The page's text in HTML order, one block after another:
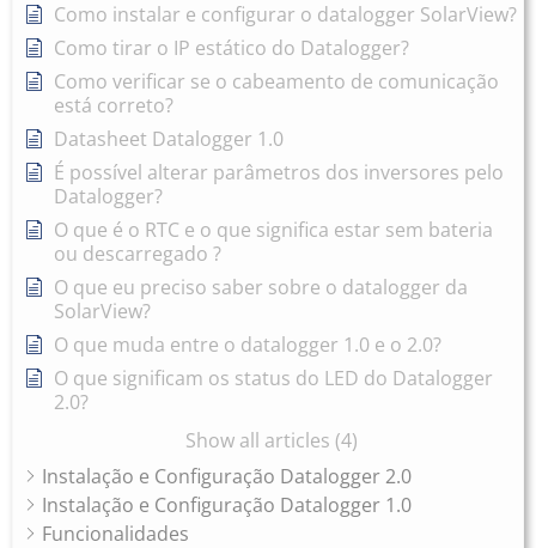
Como instalar e configurar o datalogger SolarView?
Como tirar o IP estático do Datalogger?
Como verificar se o cabeamento de comunicação
está correto?
Datasheet Datalogger 1.0
É possível alterar parâmetros dos inversores pelo
Datalogger?
O que é o RTC e o que significa estar sem bateria
ou descarregado ?
O que eu preciso saber sobre o datalogger da
SolarView?
O que muda entre o datalogger 1.0 e o 2.0?
O que significam os status do LED do Datalogger
2.0?
Show all articles (4)
Instalação e Configuração Datalogger 2.0
Instalação e Configuração Datalogger 1.0
Funcionalidades